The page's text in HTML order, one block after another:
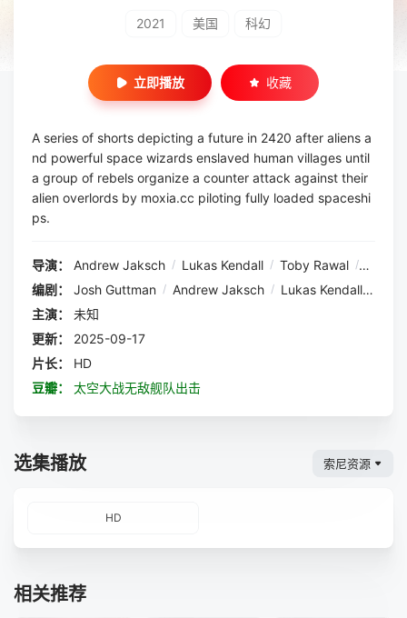
2021 美国 科幻
立即播放 收藏
A series of shorts depicting a future in 2420 after aliens a
nd powerful space wizards enslaved human villages until
a group of rebels organize a counter attack against their
alien overlords by moxia.cc piloting fully loaded spaceshi
ps.
导演： Andrew Jaksch / Lukas Kendall / Toby Rawal / Scott
编剧：
Josh Guttman / Andrew Jaksch / Lukas Kendall
主演：
未知
更新：
2025-09-17
片长：
HD
豆瓣：
太空大战无敌舰队出击
选集播放 索尼资源
HD
相关推荐